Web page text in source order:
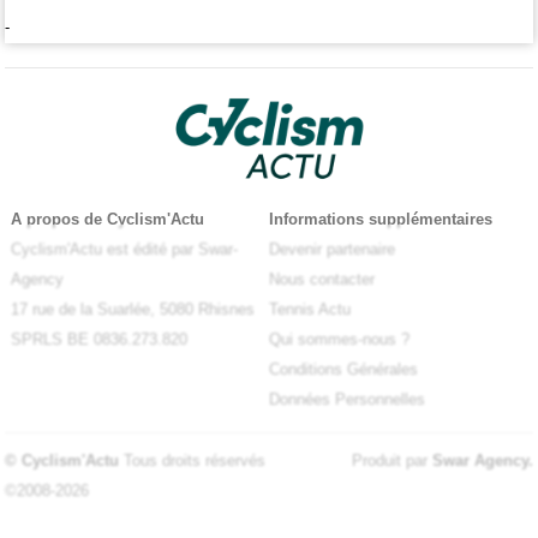
-
A propos de Cyclism'Actu
Cyclism'Actu est édité par Swar-
Agency
17 rue de la Suarlée, 5080 Rhisnes
SPRLS BE 0836.273.820
Informations supplémentaires
Devenir partenaire
Nous contacter
Tennis Actu
Qui sommes-nous ?
Conditions Générales
Données Personnelles
© Cyclism'Actu Tous droits réservés
©2008-2026
Produit par Swar Agency.